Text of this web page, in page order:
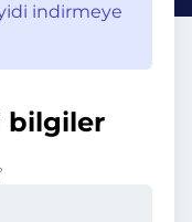
indirmeye
bilgiler